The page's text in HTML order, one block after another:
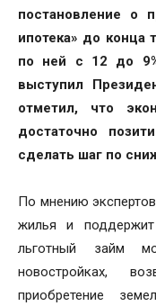
постановление о
ипотека» до конца
по ней с 12 до
выступил
отметил, что
достаточно
сделать шаг по
По мнению
жилья и поддержит
льготный займ
новостройках,
приобретение